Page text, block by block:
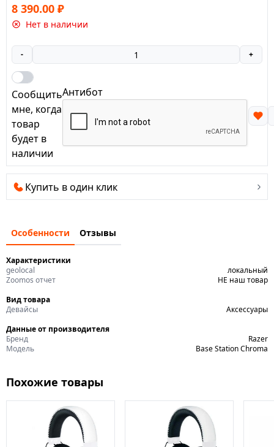
8 390.00 ₽
Нет в наличии
- +
Сообщить
мне, когда
товар
будет в
наличии
Антибот
Купить в один клик
Особенности Отзывы
Характеристики
geolocal
локальный
Zoomos отчет
НЕ наш товар
Вид товара
Девайсы
Аксессуары
Данные от производителя
Бренд
Razer
Модель
Base Station Chroma
Похожие товары